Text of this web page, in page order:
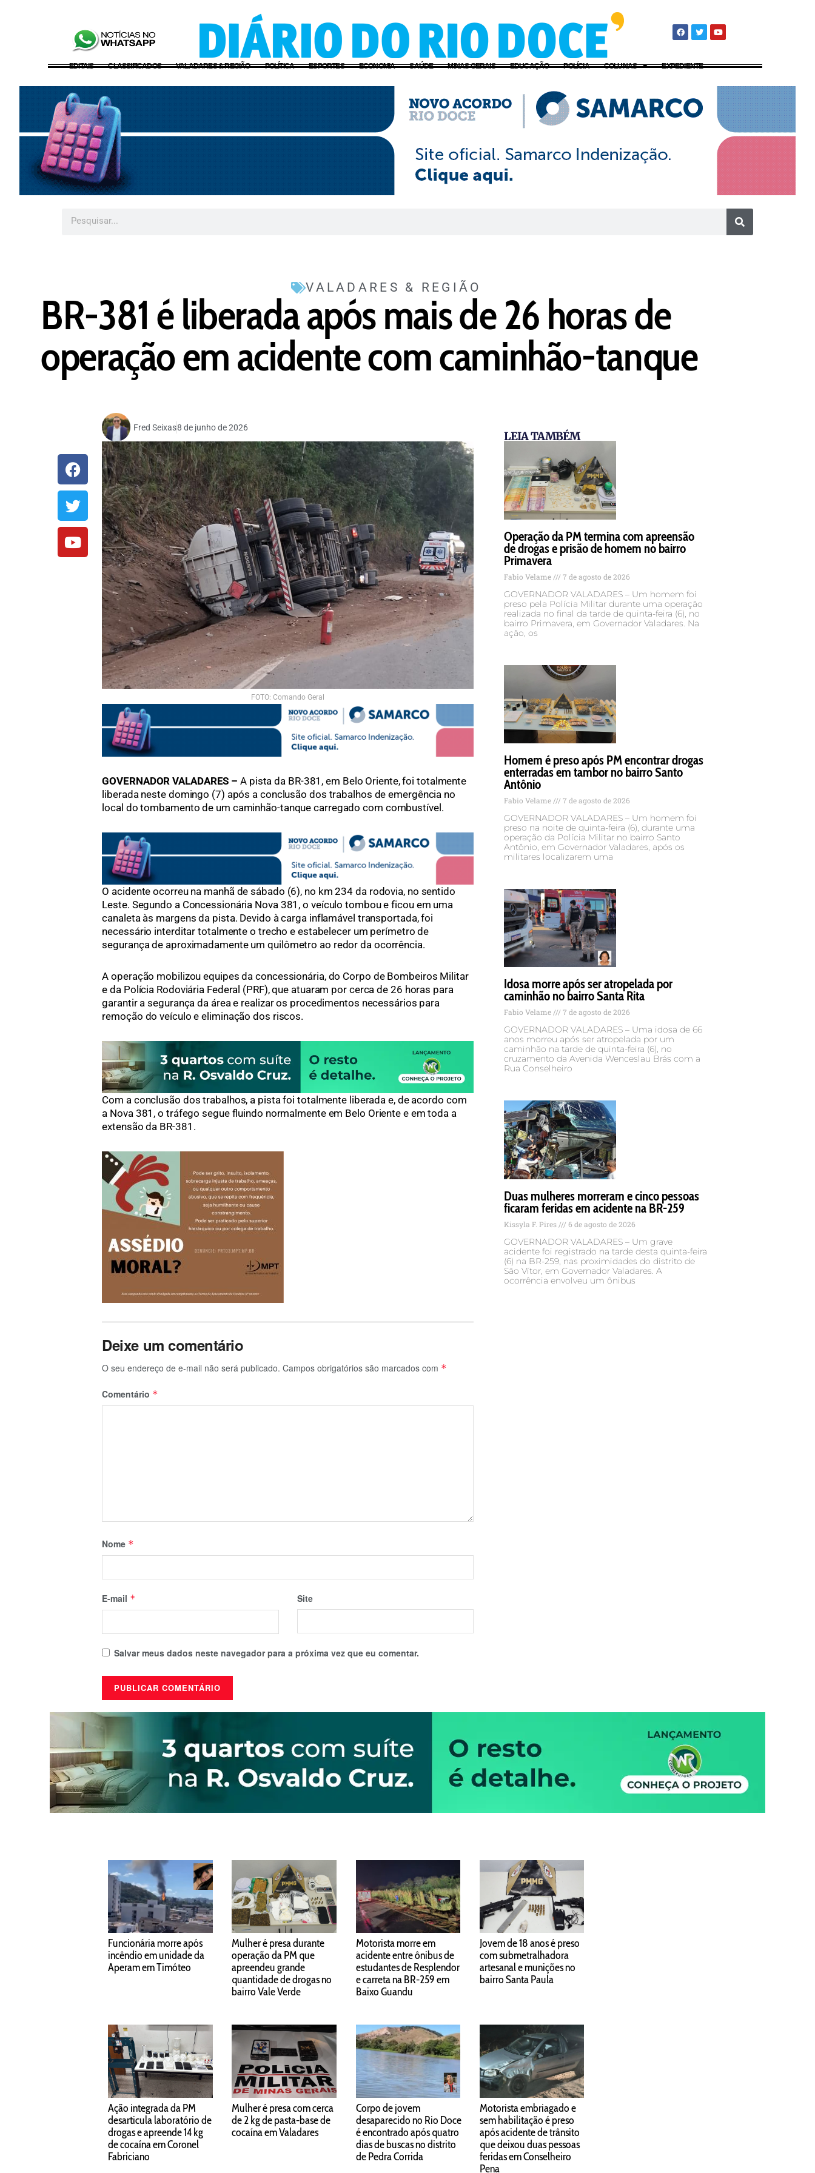
EDITAIS CLASSIFICADOS VALADARES & REGIÃO POLÍTICA ESPORTES ECONOMIA SAÚDE MINAS GERAIS EDUCAÇÃO POLÍCIA COLUNAS EXPEDIENTE
VALADARES & REGIÃO
BR-381 é liberada após mais de 26 horas de
operação em acidente com caminhão-tanque
Fred Seixas8 de junho de 2026
FOTO: Comando Geral
GOVERNADOR VALADARES –A pista da BR-381, em Belo Oriente, foi totalmente
liberada neste domingo (7) após a conclusão dos trabalhos de emergência no
local do tombamento de um caminhão-tanque carregado com combustível.
O acidente ocorreu na manhã de sábado (6), no km 234 da rodovia, no sentido
Leste. Segundo a Concessionária Nova 381, o veículo tombou e ficou em uma
canaleta às margens da pista. Devido à carga inflamável transportada, foi
necessário interditar totalmente o trecho e estabelecer um perímetro de
segurança de aproximadamente um quilômetro ao redor da ocorrência.
A operação mobilizou equipes da concessionária, do Corpo de Bombeiros Militar
e da Polícia Rodoviária Federal (PRF), que atuaram por cerca de 26 horas para
garantir a segurança da área e realizar os procedimentos necessários para
remoção do veículo e eliminação dos riscos.
Com a conclusão dos trabalhos, a pista foi totalmente liberada e, de acordo com
a Nova 381, o tráfego segue fluindo normalmente em Belo Oriente e em toda a
extensão da BR-381.
Deixe um comentário
O seu endereço de e-mail não será publicado. Campos obrigatórios são marcados com *
Comentário *
Nome *
E-mail * Site
Salvar meus dados neste navegador para a próxima vez que eu comentar.
LEIA TAMBÉM
Operação da PM termina com apreensão
de drogas e prisão de homem no bairro
Primavera
Fabio Velame 7 de agosto de 2026
GOVERNADOR VALADARES – Um homem foi
preso pela Polícia Militar durante uma operação
realizada no final da tarde de quinta-feira (6), no
bairro Primavera, em Governador Valadares. Na
ação, os
Homem é preso após PM encontrar drogas
enterradas em tambor no bairro Santo
Antônio
Fabio Velame 7 de agosto de 2026
GOVERNADOR VALADARES – Um homem foi
preso na noite de quinta-feira (6), durante uma
operação da Polícia Militar no bairro Santo
Antônio, em Governador Valadares, após os
militares localizarem uma
Idosa morre após ser atropelada por
caminhão no bairro Santa Rita
Fabio Velame 7 de agosto de 2026
GOVERNADOR VALADARES – Uma idosa de 66
anos morreu após ser atropelada por um
caminhão na tarde de quinta-feira (6), no
cruzamento da Avenida Wenceslau Brás com a
Rua Conselheiro
Duas mulheres morreram e cinco pessoas
ficaram feridas em acidente na BR-259
Kissyla F. Pires 6 de agosto de 2026
GOVERNADOR VALADARES – Um grave
acidente foi registrado na tarde desta quinta-feira
(6) na BR-259, nas proximidades do distrito de
São Vítor, em Governador Valadares. A
ocorrência envolveu um ônibus
Funcionária morre após
incêndio em unidade da
Aperam em Timóteo
Mulher é presa durante
operação da PM que
apreendeu grande
quantidade de drogas no
bairro Vale Verde
Motorista morre em
acidente entre ônibus de
estudantes de Resplendor
e carreta na BR-259 em
Baixo Guandu
Jovem de 18 anos é preso
com submetralhadora
artesanal e munições no
bairro Santa Paula
Ação integrada da PM
desarticula laboratório de
drogas e apreende 14 kg
de cocaína em Coronel
Fabriciano
Mulher é presa com cerca
de 2 kg de pasta-base de
cocaína em Valadares
Corpo de jovem
desaparecido no Rio Doce
é encontrado após quatro
dias de buscas no distrito
de Pedra Corrida
Motorista embriagado e
sem habilitação é preso
após acidente de trânsito
que deixou duas pessoas
feridas em Conselheiro
Pena